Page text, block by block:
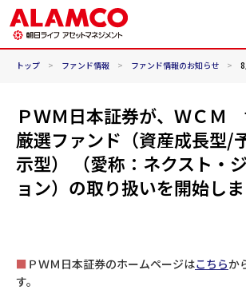
トップ > ファンド情報 > ファンド情報のお知らせ >
ＰＷＭ日本証券が、ＷＣＭ
厳選ファンド（資産成長型/
示型） （愛称：ネクスト・
ョン）の取り扱いを開始しま
■ ＰＷＭ日本証券のホームページはこちらか
す。